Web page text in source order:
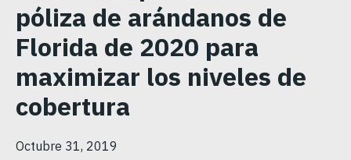
navegación
póliza de arándanos de
Florida de 2020 para
maximizar los niveles de
cobertura
Octubre 31, 2019